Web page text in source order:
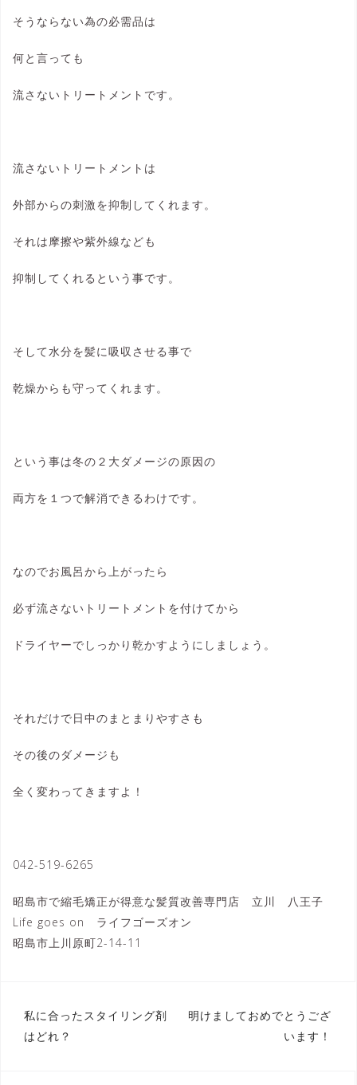
そうならない為の必需品は
何と言っても
流さないトリートメントです。
流さないトリートメントは
外部からの刺激を抑制してくれます。
それは摩擦や紫外線なども
抑制してくれるという事です。
そして水分を髪に吸収させる事で
乾燥からも守ってくれます。
という事は冬の２大ダメージの原因の
両方を１つで解消できるわけです。
なのでお風呂から上がったら
必ず流さないトリートメントを付けてから
ドライヤーでしっかり乾かすようにしましょう。
それだけで日中のまとまりやすさも
その後のダメージも
全く変わってきますよ！
042-519-6265
昭島市で縮毛矯正が得意な髪質改善専門店 立川 八王子
Life goes on ライフゴーズオン
昭島市上川原町2-14-11
投
稿
ナ
私に合ったスタイリング剤
はどれ？
明けましておめでとうござ
います！